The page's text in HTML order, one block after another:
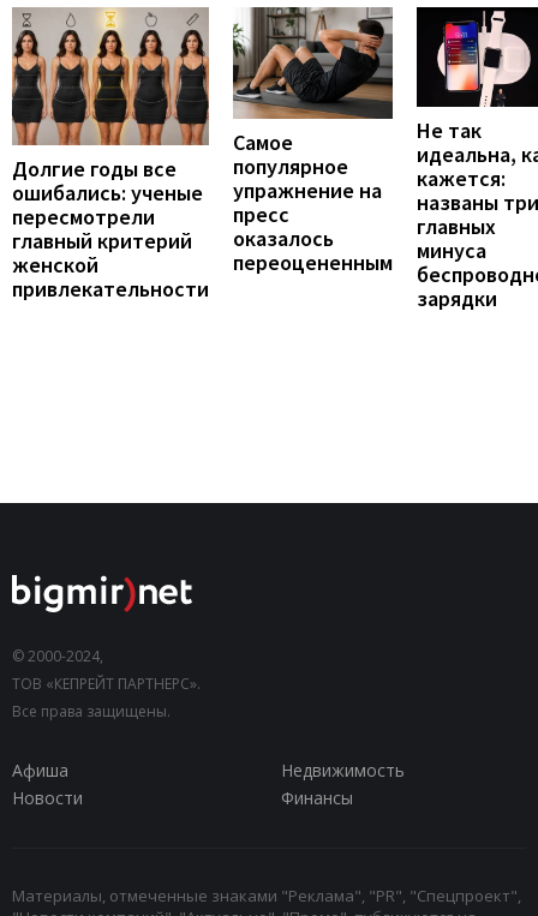
Долгие годы все
ошибались: ученые
пересмотрели
главный критерий
женской
привлекательности
Самое
популярное
упражнение на
пресс
оказалось
переоцененным
Не так
идеальна,
кажется:
названы три
главных
минуса
зарядки
© 2000-2024,
ТОВ «КЕПРЕЙТ ПАРТНЕРС».
Все права защищены.
Афиша
Недвижимость
Новости
Финансы
Материалы, отмеченные знаками "Реклама", "PR", "Спецпроект",